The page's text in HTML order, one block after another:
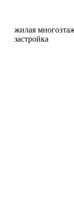
жилая
застройка